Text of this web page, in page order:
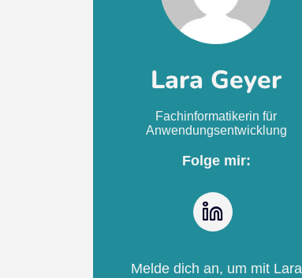
Lara Geyer
Fachinformatikerin für
Anwendungsentwicklung
Folge mir:
Melde dich an, um mit Lara